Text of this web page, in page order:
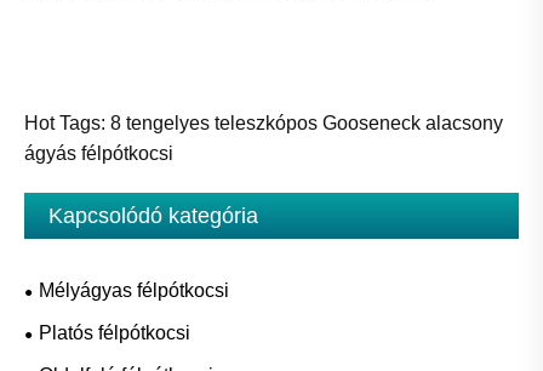
Hot Tags: 8 tengelyes teleszkópos Gooseneck alacsony
ágyás félpótkocsi
Kapcsolódó kategória
Mélyágyas félpótkocsi
Platós félpótkocsi